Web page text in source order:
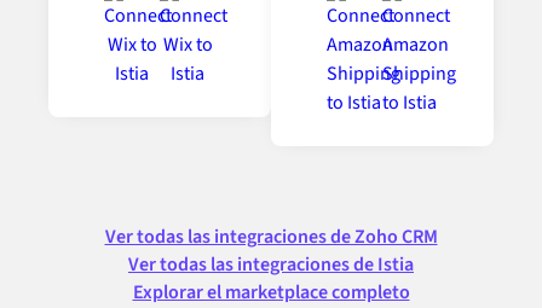
Ver todas las integraciones de Zoho CRM
Ver todas las integraciones de Istia
Explorar el marketplace completo